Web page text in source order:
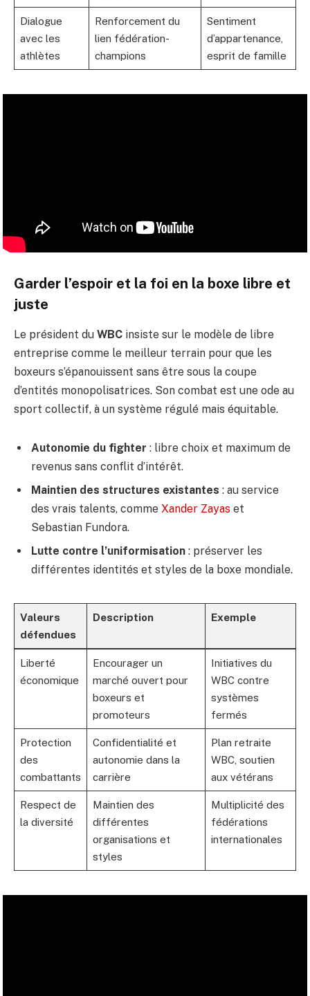
Dialogue
avec les
athlètes
Renforcement du
lien fédération-
champions
Sentiment
d’appartenance,
esprit de famille
Garder l’espoir et la foi en la boxe libre et
juste
Le président du WBC insiste sur le modèle de libre
entreprise comme le meilleur terrain pour que les
boxeurs s’épanouissent sans être sous la coupe
d’entités monopolisatrices. Son combat est une ode au
sport collectif, à un système régulé mais équitable.
Autonomie du fighter : libre choix et maximum de
revenus sans conflit d’intérêt.
Maintien des structures existantes : au service
des vrais talents, comme Xander Zayas et
Sebastian Fundora.
Lutte contre l’uniformisation : préserver les
différentes identités et styles de la boxe mondiale.
Valeurs
défendues
Description Exemple
Liberté
économique
Encourager un
marché ouvert pour
boxeurs et
promoteurs
Initiatives du
WBC contre
systèmes
fermés
Protection
des
combattants
Confidentialité et
autonomie dans la
carrière
Plan retraite
WBC, soutien
aux vétérans
Respect de
la diversité
Maintien des
différentes
organisations et
styles
Multiplicité des
fédérations
internationales